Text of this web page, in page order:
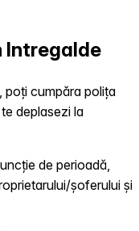
Intregalde
poți cumpăra polița
deplasezi la
de perioadă,
șoferului și